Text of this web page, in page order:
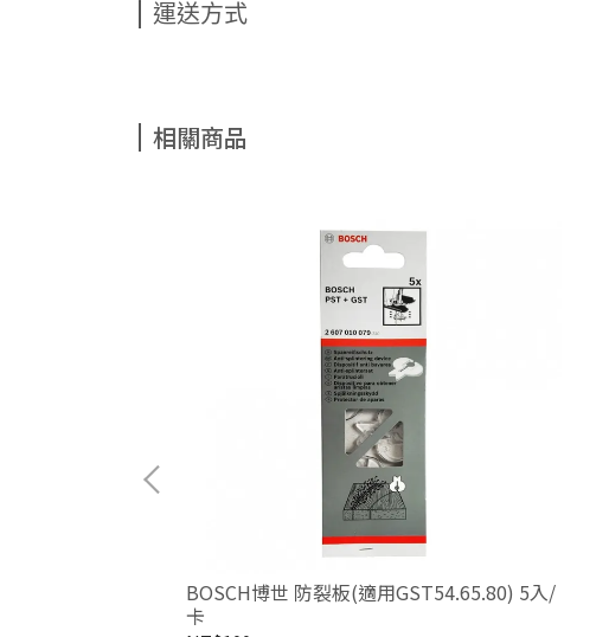
運送方式
相關商品
BOSCH博世 防裂板(適用GST54.65.80) 5入/
卡